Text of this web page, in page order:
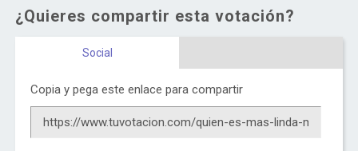
¿Quieres compartir esta votación?
Social
Copia y pega este enlace para compartir